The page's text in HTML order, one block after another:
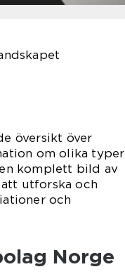
översikt över
om olika typer
komplett bild av
utforska och
och
Norge